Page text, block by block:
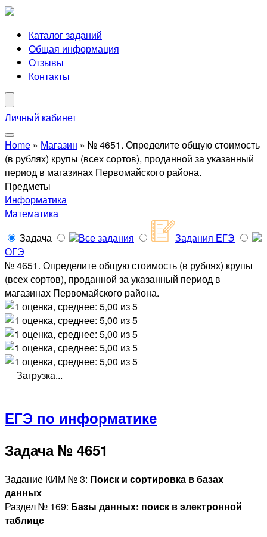
Каталог заданий
Общая информация
Отзывы
Контакты
Личный кабинет
Home » Магазин » № 4651. Определите общую стоимость
(в рублях) крупы (всех сортов), проданной за указанный
период в магазинах Первомайского района.
Предметы
Информатика
Математика
Задача
Все задания
Задания ЕГЭ
ОГЭ
№ 4651. Определите общую стоимость (в рублях) крупы
(всех сортов), проданной за указанный период в
магазинах Первомайского района.
Загрузка...
ЕГЭ по информатике
Задача № 4651
Задание КИМ № 3: Поиск и сортировка в базах
данных
Раздел № 169: Базы данных: поиск в электронной
таблице